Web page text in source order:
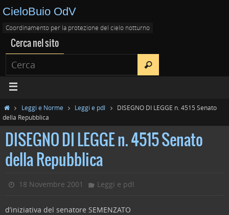
CieloBuio OdV
Coordinamento per la protezione del cielo notturno
Cerca nel sito
Leggi e Norme Leggi e pdl
DISEGNO DI LEGGE n. 4515 Senato
della Repubblica
DISEGNO DI LEGGE n. 4515 Senato
della Repubblica
18 Novembre 2001 Leggi e pdl
d’iniziativa del senatore SEMENZATO